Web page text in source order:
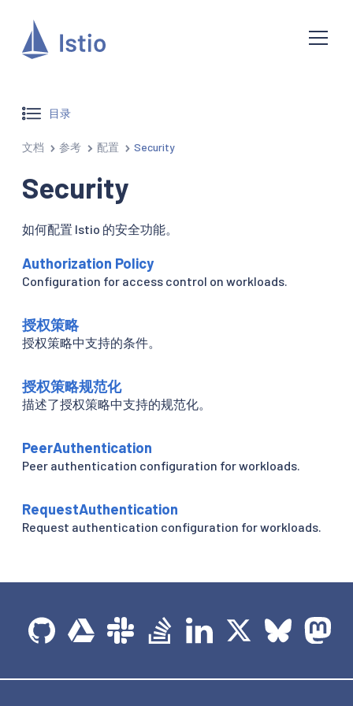
目录
文档 参考 配置 Security
Security
如何配置 Istio 的安全功能。
Authorization Policy
Configuration for access control on workloads.
授权策略
授权策略中支持的条件。
授权策略规范化
描述了授权策略中支持的规范化。
PeerAuthentication
Peer authentication configuration for workloads.
RequestAuthentication
Request authentication configuration for workloads.